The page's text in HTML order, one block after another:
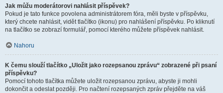
Jak můžu moderátorovi nahlásit příspěvek?
Pokud je tato funkce povolena administrátorem fóra, měli byste v příspěvku,
který chcete nahlásit, vidět tlačítko (ikonu) pro nahlášení příspěvku. Po kliknutí
na tlačítko se zobrazí formulář, pomocí kterého můžete příspěvek nahlásit.
Nahoru
K čemu slouží tlačítko „Uložit jako rozepsanou zprávu“ zobrazené při psaní
příspěvku?
Pomocí tohoto tlačítka můžete uložit rozepsanou zprávu, abyste ji mohli
dokončit a odeslat později. Pro načtení rozepsaných zpráv přejděte na váš